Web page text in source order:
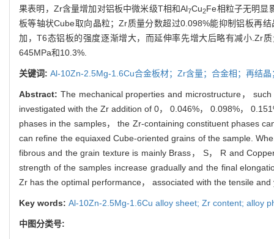
果表明，Zr含量增加对铝板中微米级T相和Al7Cu2Fe相粒子无明显
板等轴状Cube取向晶粒；Zr质量分数超过0.098%能抑制铝板再
加，T6态铝板的强度逐渐增大，而延伸率先增大后略有减小.Zr
645MPa和10.3%.
关键词: Al-10Zn-2.5Mg-1.6Cu合金板材；Zr含量；合金相；再结
Abstract: The mechanical properties and microstructure，
investigated with the Zr addition of 0， 0.046%， 0.098%，
phases in the samples， the Zr-containing constituent phases
can refine the equiaxed Cube-oriented grains of the sample.
fibrous and the grain texture is mainly Brass， S， R and
strength of the samples increase gradually and the final
Zr has the optimal performance， associated with the tensile
Key words: Al-10Zn-2.5Mg-1.6Cu alloy sheet; Zr content; alloy
中图分类号: